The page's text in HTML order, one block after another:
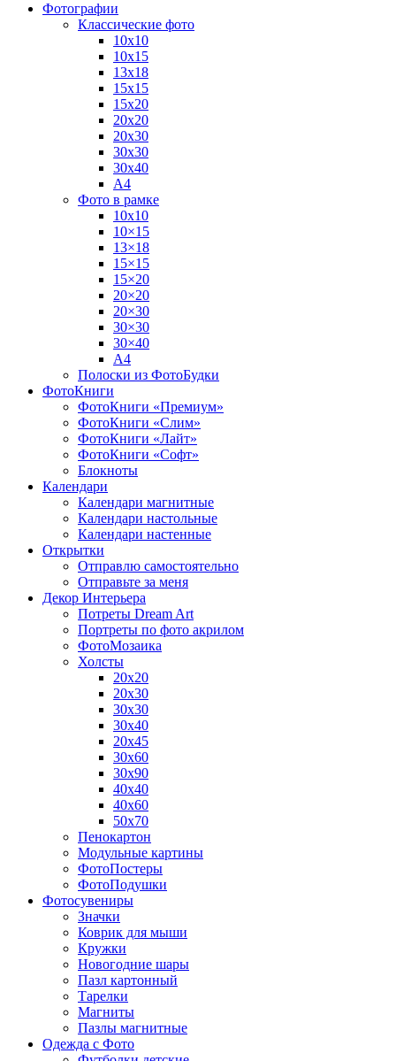
Фотографии
Классические фото
10х10
10х15
13х18
15х15
15х20
20х20
20х30
30х30
30х40
А4
Фото в рамке
10х10
10×15
13×18
15×15
15×20
20×20
20×30
30×30
30×40
A4
Полоски из ФотоБудки
ФотоКниги
ФотоКниги «Премиум»
ФотоКниги «Слим»
ФотоКниги «Лайт»
ФотоКниги «Софт»
Блокноты
Календари
Календари магнитные
Календари настольные
Календари настенные
Открытки
Отправлю самостоятельно
Отправьте за меня
Декор Интерьера
Потреты Dream Art
Портреты по фото акрилом
ФотоМозаика
Холсты
20х20
20х30
30х30
30х40
20х45
30х60
30х90
40х40
40х60
50х70
Пенокартон
Модульные картины
ФотоПостеры
ФотоПодушки
Фотоcувениры
Значки
Коврик для мыши
Кружки
Новогодние шары
Пазл картонный
Тарелки
Магниты
Пазлы магнитные
Одежда с Фото